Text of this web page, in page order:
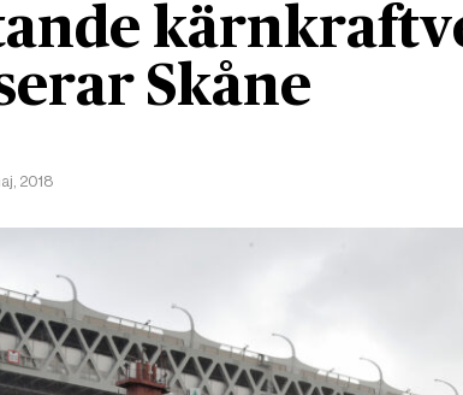
Skåne
2018